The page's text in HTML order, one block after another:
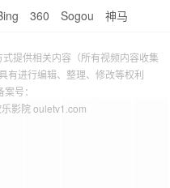
360 Sogou 神马
提供相关内容（所有视频内容收集
有进行编辑、整理、修改等权利
号：
影院 ouletv1.com